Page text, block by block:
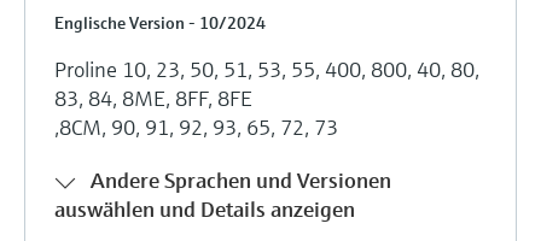
Englische Version - 10/2024
Proline 10, 23, 50, 51, 53, 55, 400, 800, 40, 80,
83, 84, 8ME, 8FF, 8FE
,8CM, 90, 91, 92, 93, 65, 72, 73
Andere Sprachen und Versionen
auswählen und Details anzeigen